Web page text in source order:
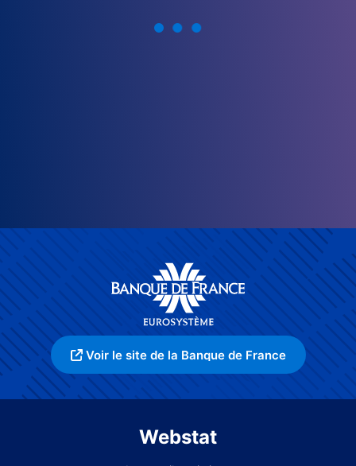
Voir le site de la Banque de France
Webstat